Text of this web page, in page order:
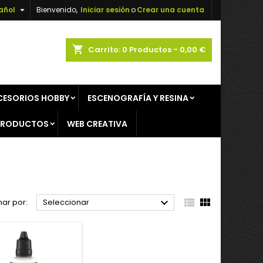
Bienvenido, Iniciar sesiónoCrear una cuenta

shopping_cart Carrito: 0 Productos - 0,00 €
HOBBY ESCENOGRAFÍA Y RESINA
WEB CREATIVA
por: Seleccionar   